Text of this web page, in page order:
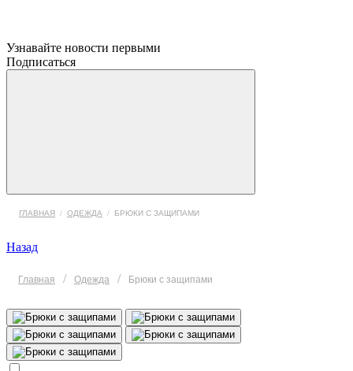
Узнавайте новости первыми
Подписаться
ГЛАВНАЯ / ОДЕЖДА / БРЮКИ С ЗАЩИПАМИ
Назад
Главная / Одежда / Брюки с защипами